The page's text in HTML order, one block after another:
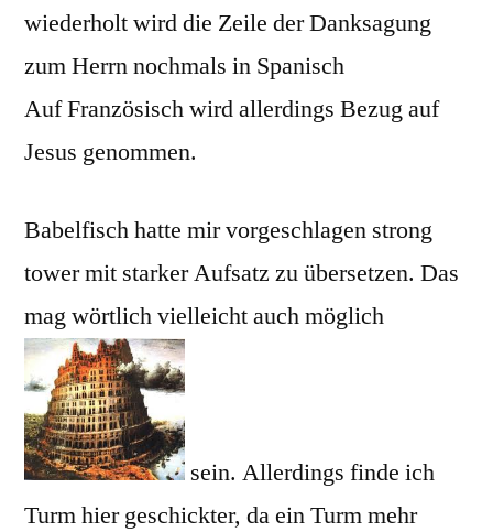
wiederholt wird die Zeile der Danksagung
zum Herrn nochmals in Spanisch
Auf Französisch wird allerdings Bezug auf
Jesus genommen.
Babelfisch hatte mir vorgeschlagen strong
tower mit starker Aufsatz zu übersetzen. Das
mag wörtlich vielleicht auch möglich
sein. Allerdings finde ich
Turm hier geschickter, da ein Turm mehr